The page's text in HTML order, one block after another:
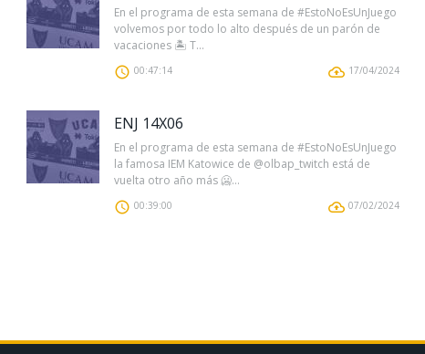
En el programa de esta semana de #EstoNoEsUnJuego
volvemos por todo lo alto después de un parón de
vacaciones 🏝 T...
00:47:14 17/04/2024
ENJ 14X06
En el programa de esta semana de #EstoNoEsUnJuego
la famosa IEM Katowice de @olbap_twitch está de
vuelta otro año más 🥶...
00:39:00 07/02/2024